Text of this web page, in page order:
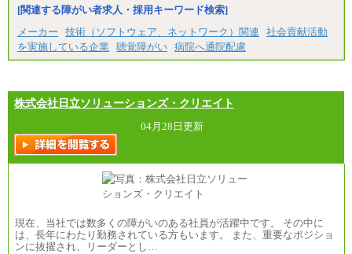
[関連する障がい者求人・採用キーワード検索]
メーカー
技術（ソフトウェア、ネットワーク）関連
社会貢献活動
を実施している企業
聴覚障がい 病院へ通院配慮
株式会社日立ソリューションズ・クリエイト
04月28日更新
現在、当社では数多くの障がいのある社員が活躍中です。 その中に
は、長年にわたり勤務されている方もいます。 また、重要なポジショ
ンに抜擢され、リーダーとし…